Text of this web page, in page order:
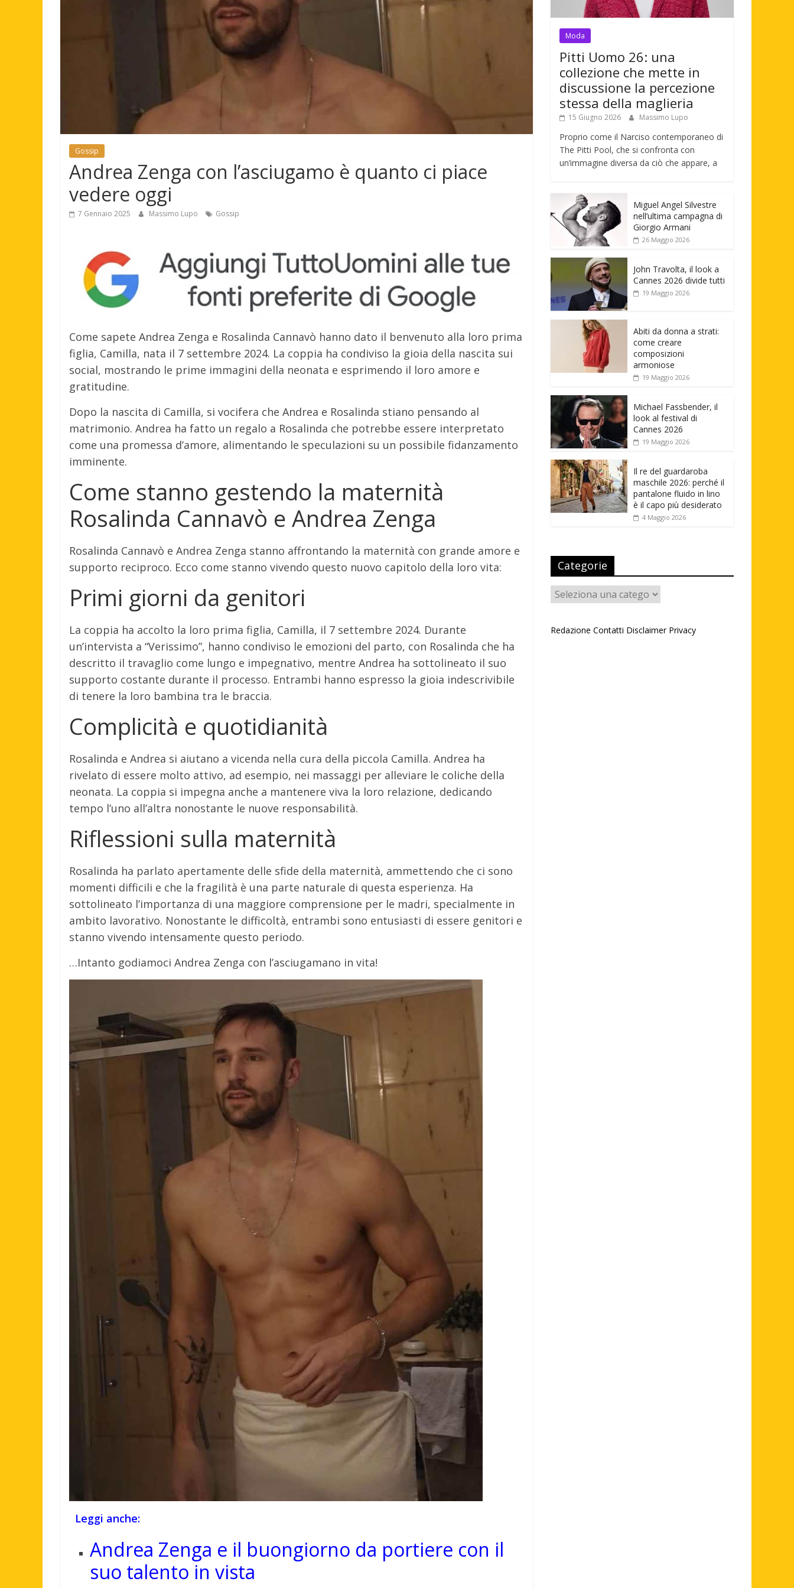
Gossip
Andrea Zenga con l’asciugamo è quanto ci piace
vedere oggi
7 Gennaio 2025 Massimo Lupo Gossip
Come sapete Andrea Zenga e Rosalinda Cannavò hanno dato il benvenuto alla loro prima
figlia, Camilla, nata il 7 settembre 2024. La coppia ha condiviso la gioia della nascita sui
social, mostrando le prime immagini della neonata e esprimendo il loro amore e
gratitudine.
Dopo la nascita di Camilla, si vocifera che Andrea e Rosalinda stiano pensando al
matrimonio. Andrea ha fatto un regalo a Rosalinda che potrebbe essere interpretato
come una promessa d’amore, alimentando le speculazioni su un possibile fidanzamento
imminente.
Come stanno gestendo la maternità
Rosalinda Cannavò e Andrea Zenga
Rosalinda Cannavò e Andrea Zenga stanno affrontando la maternità con grande amore e
supporto reciproco. Ecco come stanno vivendo questo nuovo capitolo della loro vita:
Primi giorni da genitori
La coppia ha accolto la loro prima figlia, Camilla, il 7 settembre 2024. Durante
un’intervista a “Verissimo”, hanno condiviso le emozioni del parto, con Rosalinda che ha
descritto il travaglio come lungo e impegnativo, mentre Andrea ha sottolineato il suo
supporto costante durante il processo. Entrambi hanno espresso la gioia indescrivibile
di tenere la loro bambina tra le braccia.
Complicità e quotidianità
Rosalinda e Andrea si aiutano a vicenda nella cura della piccola Camilla. Andrea ha
rivelato di essere molto attivo, ad esempio, nei massaggi per alleviare le coliche della
neonata. La coppia si impegna anche a mantenere viva la loro relazione, dedicando
tempo l’uno all’altra nonostante le nuove responsabilità.
Riflessioni sulla maternità
Rosalinda ha parlato apertamente delle sfide della maternità, ammettendo che ci sono
momenti difficili e che la fragilità è una parte naturale di questa esperienza. Ha
sottolineato l’importanza di una maggiore comprensione per le madri, specialmente in
ambito lavorativo. Nonostante le difficoltà, entrambi sono entusiasti di essere genitori e
stanno vivendo intensamente questo periodo.
…Intanto godiamoci Andrea Zenga con l’asciugamano in vita!
Leggi anche:
Andrea Zenga e il buongiorno da portiere con il
suo talento in vista
Moda
Pitti Uomo 26: una
collezione che mette in
discussione la percezione
stessa della maglieria
15 Giugno 2026 Massimo Lupo
Proprio come il Narciso contemporaneo di
The Pitti Pool, che si confronta con
un’immagine diversa da ciò che appare, a
Miguel Angel Silvestre
nell’ultima campagna di
Giorgio Armani
26 Maggio 2026
John Travolta, il look a
Cannes 2026 divide tutti
19 Maggio 2026
Abiti da donna a strati:
come creare
composizioni
armoniose
19 Maggio 2026
Michael Fassbender, il
look al festival di
Cannes 2026
19 Maggio 2026
Il re del guardaroba
maschile 2026: perché il
pantalone fluido in lino
è il capo più desiderato
4 Maggio 2026
Categorie
Categorie
Redazione Contatti Disclaimer Privacy